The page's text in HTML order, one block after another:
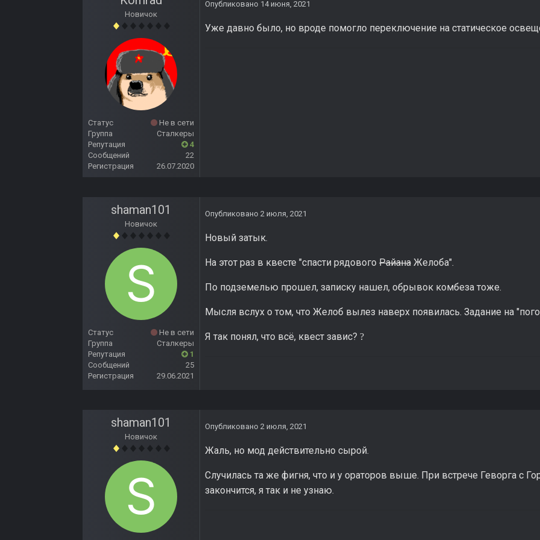
Новичок
Статус
Не в сети
Группа
Сталкеры
Репутация
4
Сообщений
22
Регистрация
26.07.2020
Опубликовано 14 июня, 2021
Уже давно было, но вроде помогло переключение на статическое
shaman101
Новичок
Статус
Не в сети
Группа
Сталкеры
Репутация
1
Сообщений
25
Регистрация
29.06.2021
Опубликовано 2 июля, 2021
Новый затык.
На этот раз в квесте "спасти рядового Райана Желоба".
По подземелью прошел, записку нашел, обрывок комбеза тоже.
Мысля вслух о том, что Желоб вылез наверх появилась. Задание на
Я так понял, что всё, квест завис? ?
shaman101
Новичок
Опубликовано 2 июля, 2021
Жаль, но мод действительно сырой.
Случилась та же фигня, что и у ораторов выше. При встрече Геворга с
закончится, я так и не узнаю.